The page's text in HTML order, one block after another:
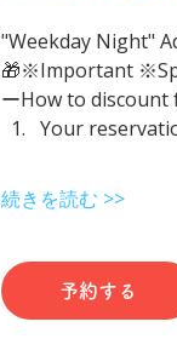
"Weekday Night"
🎁※Important
ーHow to discount
Your
続きを読む >>
予約する